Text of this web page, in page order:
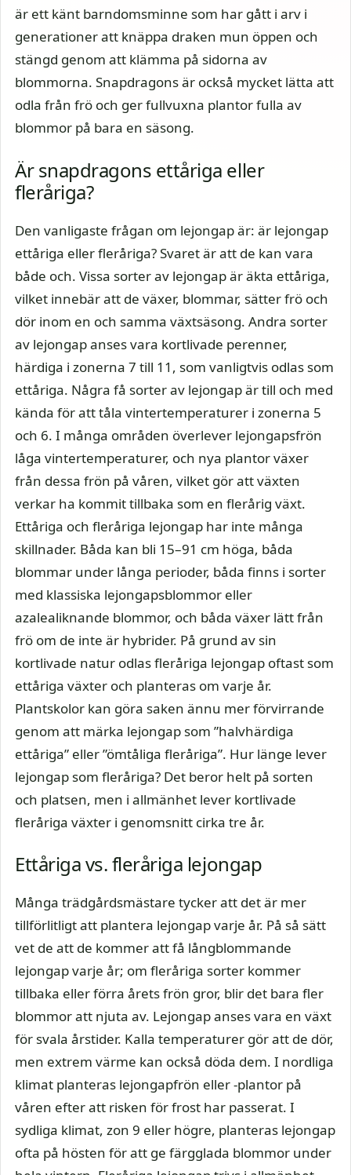
är ett känt barndomsminne som har gått i arv i
generationer att knäppa draken mun öppen och
stängd genom att klämma på sidorna av
blommorna. Snapdragons är också mycket lätta att
odla från frö och ger fullvuxna plantor fulla av
blommor på bara en säsong.
Är snapdragons ettåriga eller
fleråriga?
Den vanligaste frågan om lejongap är: är lejongap
ettåriga eller fleråriga? Svaret är att de kan vara
både och. Vissa sorter av lejongap är äkta ettåriga,
vilket innebär att de växer, blommar, sätter frö och
dör inom en och samma växtsäsong. Andra sorter
av lejongap anses vara kortlivade perenner,
härdiga i zonerna 7 till 11, som vanligtvis odlas som
ettåriga. Några få sorter av lejongap är till och med
kända för att tåla vintertemperaturer i zonerna 5
och 6. I många områden överlever lejongapsfrön
låga vintertemperaturer, och nya plantor växer
från dessa frön på våren, vilket gör att växten
verkar ha kommit tillbaka som en flerårig växt.
Ettåriga och fleråriga lejongap har inte många
skillnader. Båda kan bli 15–91 cm höga, båda
blommar under långa perioder, båda finns i sorter
med klassiska lejongapsblommor eller
azalealiknande blommor, och båda växer lätt från
frö om de inte är hybrider. På grund av sin
kortlivade natur odlas fleråriga lejongap oftast som
ettåriga växter och planteras om varje år.
Plantskolor kan göra saken ännu mer förvirrande
genom att märka lejongap som ”halvhärdiga
ettåriga” eller ”ömtåliga fleråriga”. Hur länge lever
lejongap som fleråriga? Det beror helt på sorten
och platsen, men i allmänhet lever kortlivade
fleråriga växter i genomsnitt cirka tre år.
Ettåriga vs. fleråriga lejongap
Många trädgårdsmästare tycker att det är mer
tillförlitligt att plantera lejongap varje år. På så sätt
vet de att de kommer att få långblommande
lejongap varje år; om fleråriga sorter kommer
tillbaka eller förra årets frön gror, blir det bara fler
blommor att njuta av. Lejongap anses vara en växt
för svala årstider. Kalla temperaturer gör att de dör,
men extrem värme kan också döda dem. I nordliga
klimat planteras lejongapfrön eller -plantor på
våren efter att risken för frost har passerat. I
sydliga klimat, zon 9 eller högre, planteras lejongap
ofta på hösten för att ge färgglada blommor under